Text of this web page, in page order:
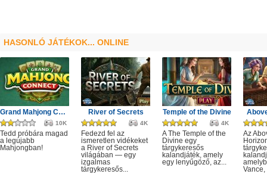
HASONLÓ JÁTÉKOK... ONLINE
Grand Mahjong Connect
10K
Tedd próbára magad
a legújabb
Mahjongban!
River of Secrets
4K
Fedezd fel az
ismeretlen vidékeket
a River of Secrets
világában — egy
izgalmas
tárgykeresős...
Temple of the Divine
4K
A The Temple of the
Divine egy
tárgykeresős
kalandjáték, amely
egy lenyűgöző, az...
Az
Vance,